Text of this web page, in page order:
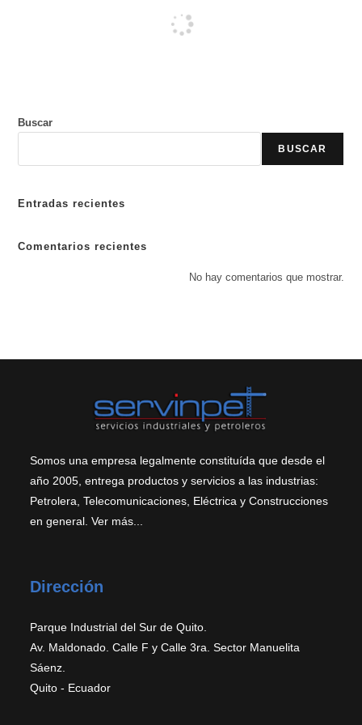
Buscar
BUSCAR
Entradas recientes
Comentarios recientes
No hay comentarios que mostrar.
Somos una empresa legalmente constituída que desde el
año 2005, entrega productos y servicios a las industrias:
Petrolera, Telecomunicaciones, Eléctrica y Construcciones
en general.Ver más...
Dirección
Parque Industrial del Sur de Quito.
Av. Maldonado. Calle F y Calle 3ra. Sector Manuelita
Sáenz.
Quito - Ecuador